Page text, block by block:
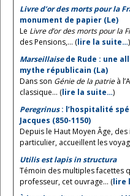
Livre d’or des morts pour la
monument de papier (Le)
Le Livre d’or des morts pour la
des Pensions,... (lire la suite…)
Marseillaisede Rude : une
mythe républicain (La)
Dans son Génie de la patrieà
classique... (lire la suite…)
Peregrinus: l’hospitalité
Jacques (850-1150)
Depuis le Haut Moyen Âge,
particulier, accueillent les
Utilis est lapis in structura
Témoin des multiples facettes
professeur, cet ouvrage... (lire